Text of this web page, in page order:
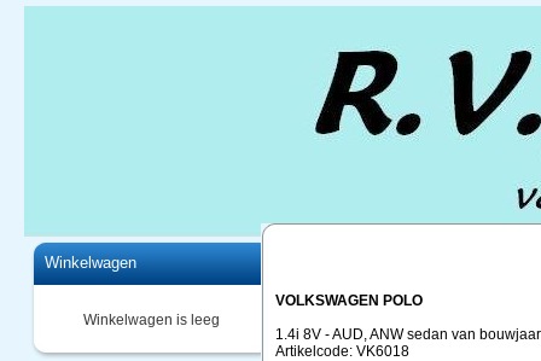
Winkelwagen
Winkelwagen is leeg
VOLKSWAGEN POLO
1.4i 8V - AUD, ANW sedan van
Artikelcode: VK6018